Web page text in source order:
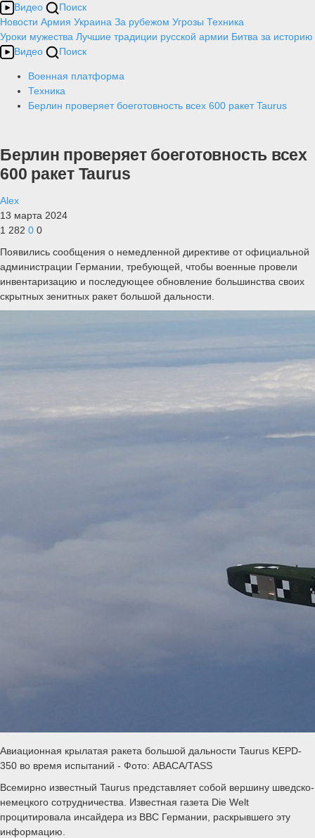
Видео
Поиск
Новости Армия Украина За рубежом Угрозы Техника
Уроки мужества Лучшие традиции русской армии Битва за историю
Видео
Поиск
Военная платформа
Техника
Берлин проверяет боеготовность всех 600 ракет Taurus
Берлин проверяет боеготовность всех
600 ракет Taurus
Alex
13 марта 2024
1 282 0 0
Появились сообщения о немедленной директиве от официальной
администрации Германии, требующей, чтобы военные провели
инвентаризацию и последующее обновление большинства своих
скрытных зенитных ракет большой дальности.
Авиационная крылатая ракета большой дальности Taurus KEPD-
350 во время испытаний - Фото: ABACA/TASS
Всемирно известный Taurus представляет собой вершину шведско-
немецкого сотрудничества. Известная газета Die Welt
процитировала инсайдера из ВВС Германии, раскрывшего эту
информацию.